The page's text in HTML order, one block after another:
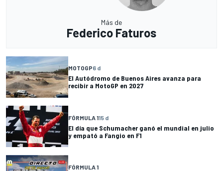
Más de
Federico Faturos
MOTOGP6 d
El Autódromo de Buenos Aires avanza para
recibir a MotoGP en 2027
FÓRMULA 115 d
El día que Schumacher ganó el mundial en julio
y empató a Fangio en F1
FÓRMULA 1